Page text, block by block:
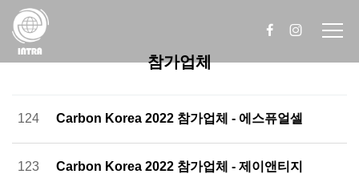
참가업체
124 Carbon Korea 2022 참가업체 - 에스퓨얼셀
123 Carbon Korea 2022 참가업체 - 제이앤티지